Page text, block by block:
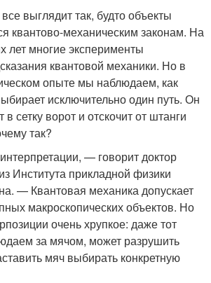
выглядит так, будто объекты
квантово-механическим законам. На
лет многие эксперименты
квантовой механики. Но в
опыте мы наблюдаем, как
исключительно один путь. Он
в сетку ворот и отскочит от штанги
так?
— говорит доктор
Института прикладной физики
— Квантовая механика допускает
макроскопических объектов. Но
очень хрупкое: даже тот
за мячом, может разрушить
мяч выбирать конкретную